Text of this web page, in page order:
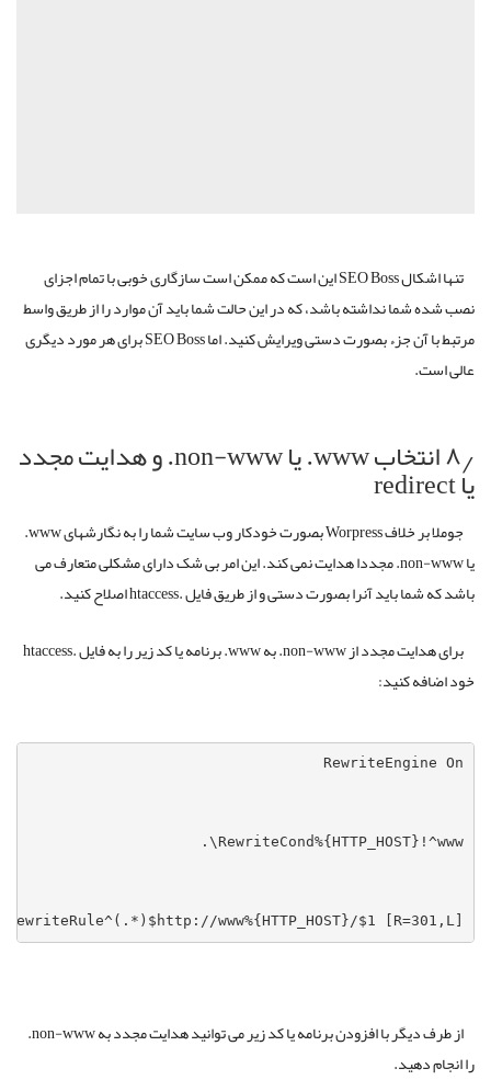
تنها اشکال SEO Boss این است که ممکن است سازگاری خوبی با تمام اجزای
نصب شده شما نداشته باشد، که در این حالت شما باید آن موارد را از طریق واسط
مرتبط با آن جزء بصورت دستی ویرایش کنید. اما SEO Boss برای هر مورد دیگری
عالی است.
۸٫ انتخاب www. یا non-www. و هدایت مجدد
یا redirect
جوملا بر خلاف Worpress بصورت خودکار وب سایت شما را به نگارشهای www.
یا non-www. مجددا هدایت نمی کند. این امر بی شک دارای مشکلی متعارف می
باشد که شما باید آنرا بصورت دستی و از طریق فایل .htaccess اصلاح کنید.
برای هدایت مجدد از non-www. به www. برنامه یا کد زیر را به فایل .htaccess
خود اضافه کنید:
RewriteRule^(.*)$http://www%{HTTP_HOST}/$1 [R=301,L]
از طرف دیگر با افزودن برنامه یا کد زیر می توانید هدایت مجدد به non-www.
را انجام دهید.